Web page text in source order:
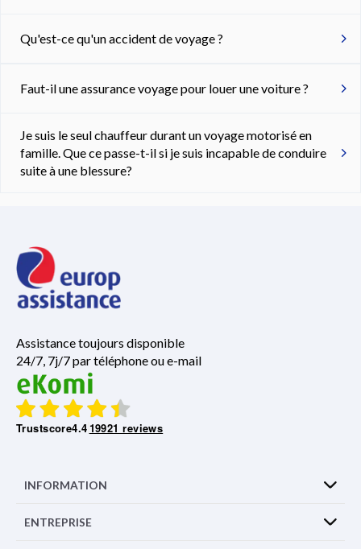
Qu'est-ce qu'un accident de voyage ?
Faut-il une assurance voyage pour louer une voiture ?
Je suis le seul chauffeur durant un voyage motorisé en
famille. Que ce passe-t-il si je suis incapable de conduire
suite à une blessure?
Assistance toujours disponible
24/7, 7j/7 par téléphone ou e-mail
Trustscore4.419921 reviews
INFORMATION
ENTREPRISE